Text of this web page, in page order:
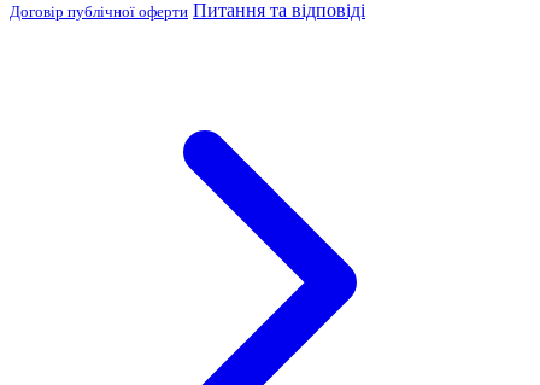
Договір публічної оферти Питання та відповіді